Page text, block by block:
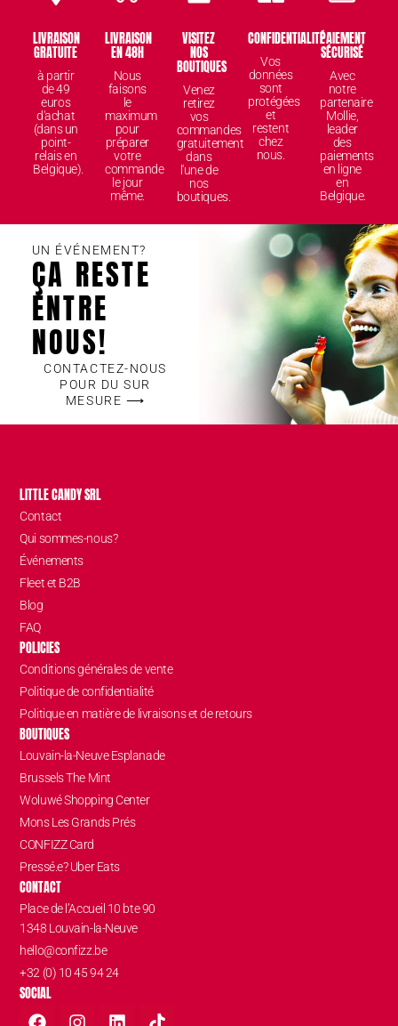
LIVRAISON
GRATUITE
à partir
de 49
euros
d'achat
(dans un
point-
relais en
Belgique).
LIVRAISON
EN 48H
Nous
faisons
le
maximum
pour
préparer
votre
commande
le jour
même.
VISITEZ
NOS
BOUTIQUES
Venez
retirez
vos
commandes
gratuitement
dans
l'une de
nos
boutiques.
CONFIDENTIALITÉ
Vos
données
sont
protégées
et
restent
chez
nous.
PAIEMENT
SÉCURISÉ
Avec
notre
partenaire
Mollie,
leader
des
paiements
en ligne
en
Belgique.
UN ÉVÉNEMENT?
ÇA RESTE
ENTRE
NOUS!
CONTACTEZ-NOUS
POUR DU SUR
MESURE ⟶
LITTLE CANDY SRL
Contact
Qui sommes-nous?
Événements
Fleet et B2B
Blog
FAQ
POLICIES
Conditions générales de vente
Politique de confidentialité
Politique en matière de livraisons et de retours
BOUTIQUES
Louvain-la-Neuve Esplanade
Brussels The Mint
Woluwé Shopping Center
Mons Les Grands Prés
CONFIZZ Card
Pressé.e? Uber Eats
CONTACT
Place de l’Accueil 10 bte 90
1348 Louvain-la-Neuve
hello@confizz.be
+32 (0) 10 45 94 24
SOCIAL